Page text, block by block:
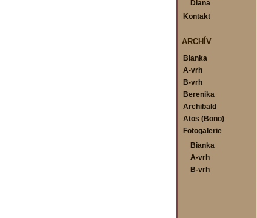
Diana
Kontakt
ARCHÍV
Bianka
A-vrh
B-vrh
Berenika
Archibald
Atos (Bono)
Fotogalerie
Bianka
A-vrh
B-vrh